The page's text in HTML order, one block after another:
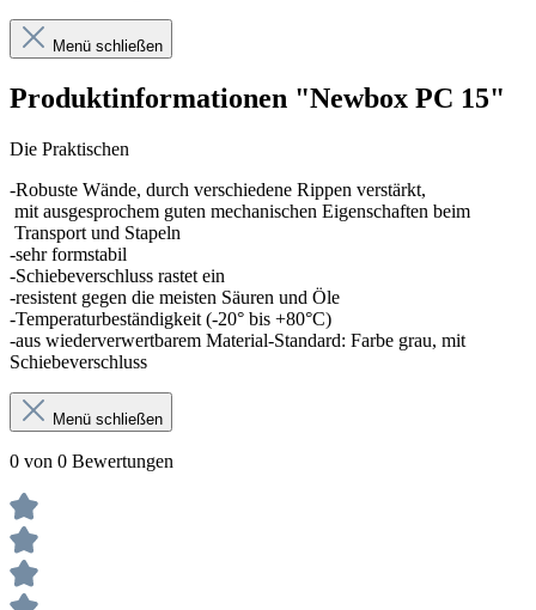
Menü schließen
Produktinformationen "Newbox PC 15"
Die Praktischen
-Robuste Wände, durch verschiedene Rippen verstärkt,
mit ausgesprochem guten mechanischen Eigenschaften beim
Transport und Stapeln
-sehr formstabil
-Schiebeverschluss rastet ein
-resistent gegen die meisten Säuren und Öle
-Temperaturbeständigkeit (-20° bis +80°C)
-aus wiederverwertbarem Material-Standard: Farbe grau, mit
Schiebeverschluss
Menü schließen
0 von 0 Bewertungen